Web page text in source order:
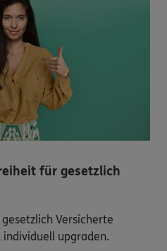
für gesetzlich
Versicherte
upgraden.